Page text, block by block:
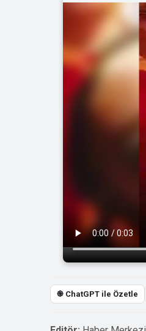
֎ ChatGPT ile Özetle